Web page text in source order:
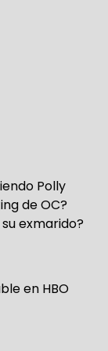
Polly
de OC?
exmarido?
en HBO